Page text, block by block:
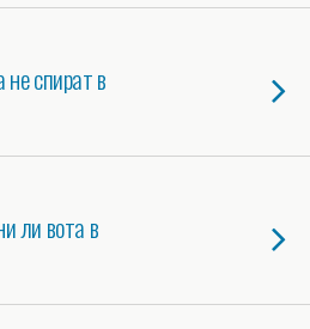
спират в
ли вота в